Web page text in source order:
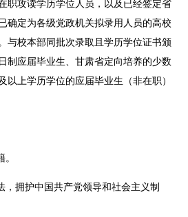
职攻读学历学位人员，以及已经签定省
确定为各级党政机关拟录用人员的高校
与校本部同批次录取且学历学位证书颁
制应届毕业生、甘肃省定向培养的少数
以上学历学位的应届毕业生（非在职）
，拥护中国共产党领导和社会主义制